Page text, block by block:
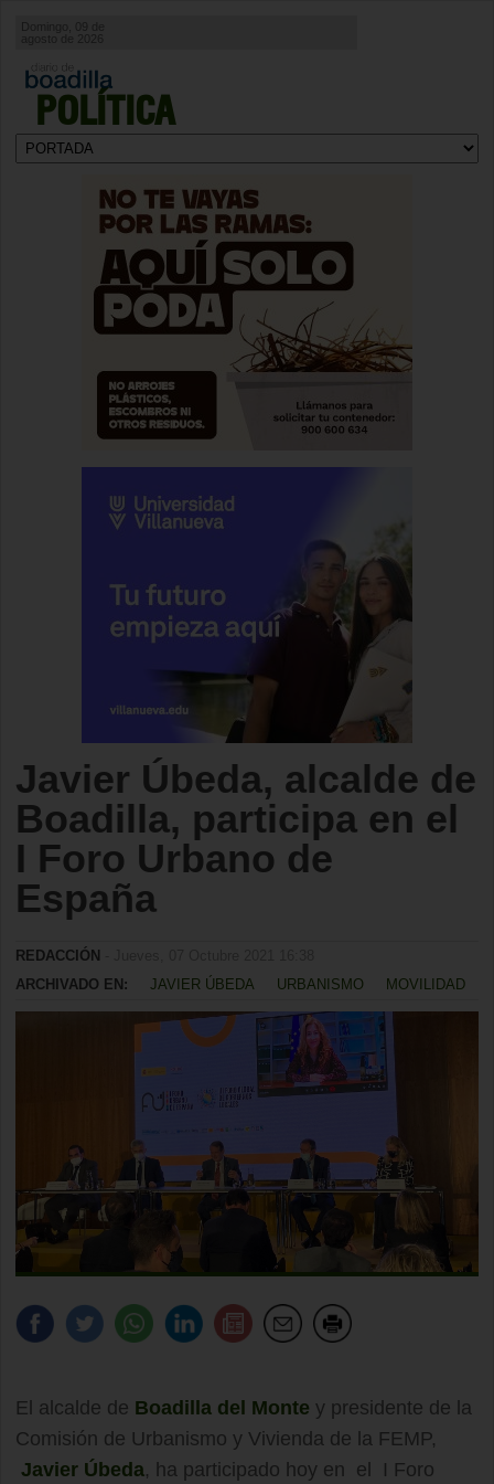
POLÍTICA
Domingo, 09 de
agosto de 2026
Javier Úbeda, alcalde de
Boadilla, participa en el
I Foro Urbano de
España
REDACCIÓN
ARCHIVADO EN:
JAVIER ÚBEDA URBANISMO MOVILIDAD
El alcalde de Boadilla del Monte y presidente de la
Comisión de Urbanismo y Vivienda de la FEMP,
Javier Úbeda, ha participado hoy en el I Foro